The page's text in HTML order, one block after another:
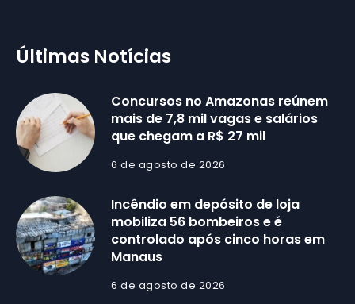
Últimas Notícias
Concursos no Amazonas reúnem
mais de 7,8 mil vagas e salários
que chegam a R$ 27 mil
6 de agosto de 2026
Incêndio em depósito de loja
mobiliza 56 bombeiros e é
controlado após cinco horas em
Manaus
6 de agosto de 2026